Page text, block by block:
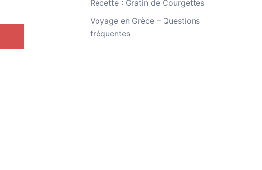
Recette : Gratin de Courgettes
Voyage en Grèce – Questions
fréquentes.